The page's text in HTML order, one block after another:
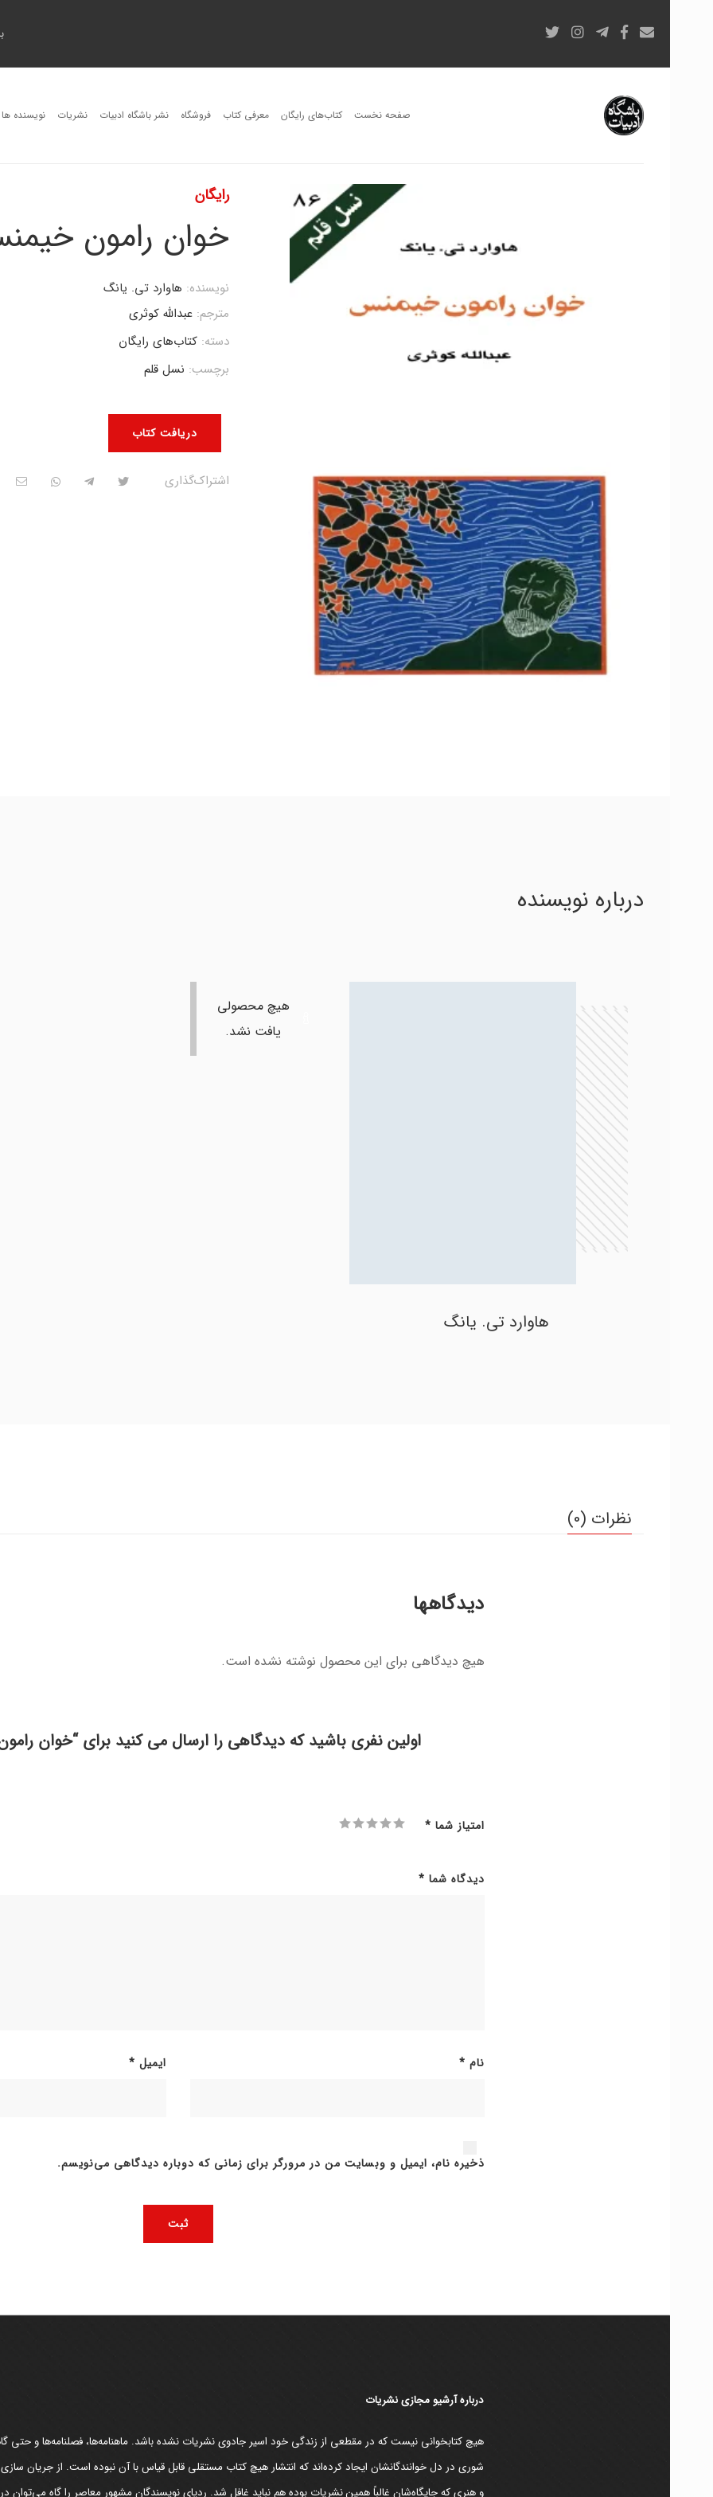
صفحه نخست کتاب‌های رایگان معرفی کتاب فروشگاه نشر باشگاه ادبیات نشریات نویسنده ها
رایگان
خوان رامون
دریافت کتاب
نویسنده: هاوارد تی. یانگ
مترجم:عبدالله کوثری
دسته: کتاب‌های رایگان
برچسب: نسل قلم
اشتراک‌گذاری
درباره نویسنده
هاوارد تی. یانگ
هیچ محصولی
یافت نشد.
نظرات (0)
دیدگاهها
هیچ دیدگاهی برای این محصول نوشته نشده است.
اولین نفری باشید که دیدگاهی را ارسال می کنید برای “خوان
امتیاز شما *
دیدگاه شما *
نام * ایمیل *
ذخیره نام، ایمیل و وبسایت من در مرورگر برای زمانی که دوباره دیدگاهی می‌نویسم.
دربارۀ آرشیو مجازی نشریات
هیچ کتابخوانی نیست که در مقطعی از زندگی خود اسیر جادوی نشریات نشده باشد. ماهنامه‌ها، فصلنامه‌ها و حتی
شوری در دل خوانندگانشان ایجاد کرده‌اند که انتشار هیچ کتاب مستقلی قابل قیاس با آن نبوده است. از جریان
و هنری که جایگاه‌شان غالباً همین نشریات بوده هم نباید غافل شد. ردپای نویسندگان مشهور معاصر را گاه می‌توان